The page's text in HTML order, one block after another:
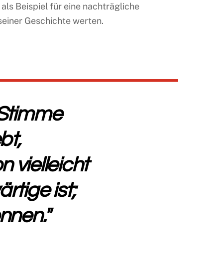
Beispiel für eine nachträgliche
Geschichte werten.
vielleicht
ist;